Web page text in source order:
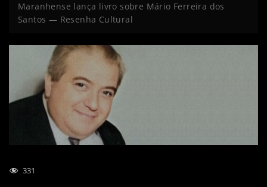
Maranhense lança livro sobre Mário Ferreira dos
Santos — Resenha Cultural
331